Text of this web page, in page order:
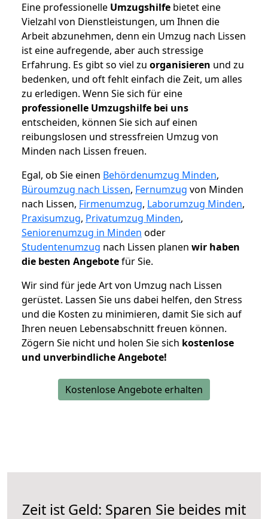
Eine professionelle Umzugshilfe bietet eine
Vielzahl von Dienstleistungen, um Ihnen die
Arbeit abzunehmen, denn ein Umzug nach Lissen
ist eine aufregende, aber auch stressige
Erfahrung. Es gibt so viel zu organisieren und zu
bedenken, und oft fehlt einfach die Zeit, um alles
zu erledigen. Wenn Sie sich für eine
professionelle Umzugshilfe bei uns
entscheiden, können Sie sich auf einen
reibungslosen und stressfreien Umzug von
Minden nach Lissen freuen.
Egal, ob Sie einen Behördenumzug Minden,
Büroumzug nach Lissen, Fernumzug von Minden
nach Lissen, Firmenumzug, Laborumzug Minden,
Praxisumzug, Privatumzug Minden,
Seniorenumzug in Minden oder
Studentenumzug nach Lissen planen wir haben
die besten Angebotefür Sie.
Wir sind für jede Art von Umzug nach Lissen
gerüstet. Lassen Sie uns dabei helfen, den Stress
und die Kosten zu minimieren, damit Sie sich auf
Ihren neuen Lebensabschnitt freuen können.
Zögern Sie nicht und holen Sie sich kostenlose
und unverbindliche Angebote!
Kostenlose Angebote erhalten
Zeit ist Geld: Sparen Sie beides mit